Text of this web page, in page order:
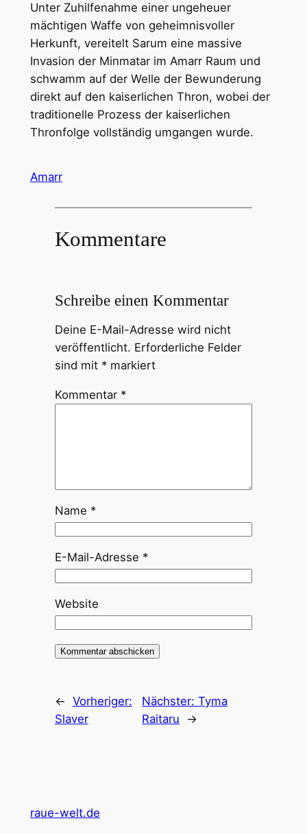
Unter Zuhilfenahme einer ungeheuer
mächtigen Waffe von geheimnisvoller
Herkunft, vereitelt Sarum eine massive
Invasion der Minmatar im Amarr Raum und
schwamm auf der Welle der Bewunderung
direkt auf den kaiserlichen Thron, wobei der
traditionelle Prozess der kaiserlichen
Thronfolge vollständig umgangen wurde.
Amarr
Kommentare
Schreibe einen Kommentar
Deine E-Mail-Adresse wird nicht
veröffentlicht. Erforderliche Felder
sind mit *markiert
Kommentar *
Name *
E-Mail-Adresse *
Website
← Vorheriger:
Slaver
Nächster:Tyma
Raitaru
→
raue-welt.de